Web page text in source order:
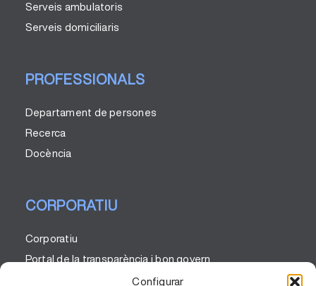
Configurar
Serveis ambulatoris
Serveis domiciliaris
PROFESSIONALS
Departament de persones
Recerca
Docència
CORPORATIU
Corporatiu
Portal de la transparència i bon govern